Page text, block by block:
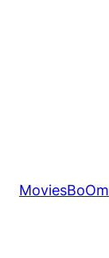
MoviesBoOm